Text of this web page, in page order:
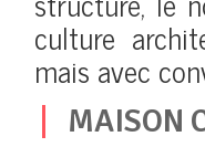
culture
mais avec
MAISON